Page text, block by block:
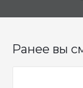
Ранее вы